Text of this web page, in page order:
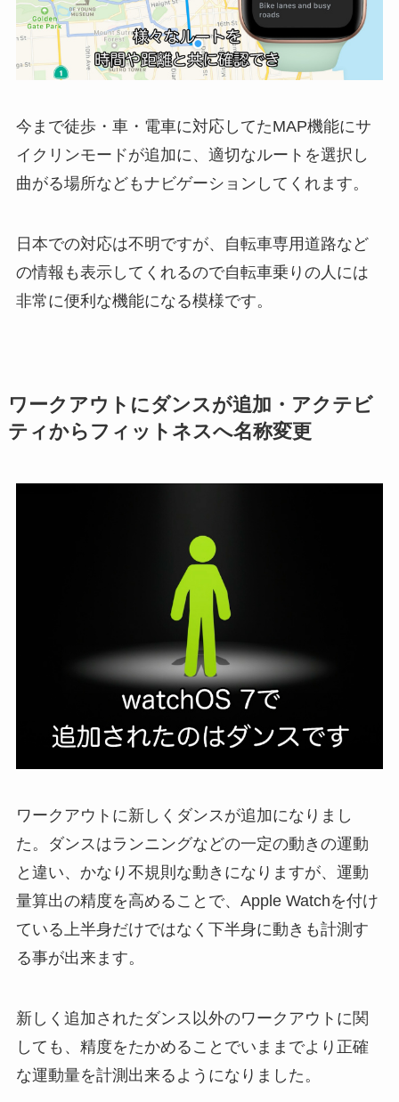
今まで徒歩・車・電車に対応してたMAP機能にサ
イクリンモードが追加に、適切なルートを選択し
曲がる場所などもナビゲーションしてくれます。
日本での対応は不明ですが、自転車専用道路など
の情報も表示してくれるので自転車乗りの人には
非常に便利な機能になる模様です。
ワークアウトにダンスが追加・アクテビ
ティからフィットネスへ名称変更
ワークアウトに新しくダンスが追加になりまし
た。ダンスはランニングなどの一定の動きの運動
と違い、かなり不規則な動きになりますが、運動
量算出の精度を高めることで、Apple Watchを付け
ている上半身だけではなく下半身に動きも計測す
る事が出来ます。
新しく追加されたダンス以外のワークアウトに関
しても、精度をたかめることでいままでより正確
な運動量を計測出来るようになりました。